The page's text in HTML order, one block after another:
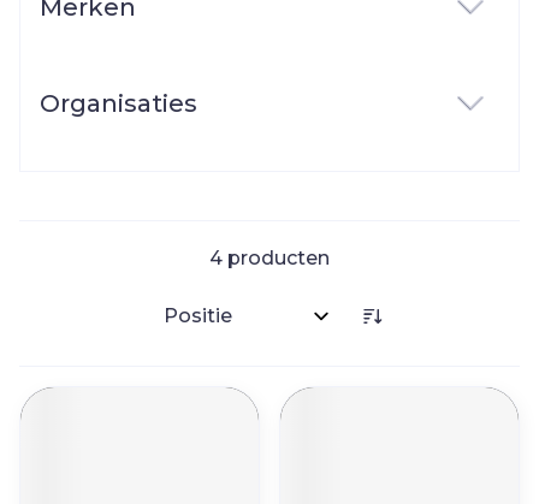
Merken
Organisaties
4 producten
Sorteer op: